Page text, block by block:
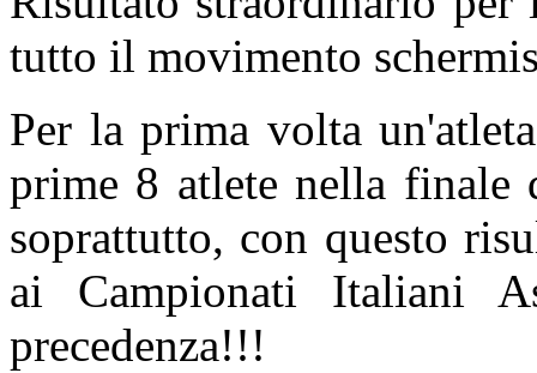
tutto il movimento
Per la prima volta
prime 8 atlete nella finale
soprattutto, con questo
ai Campionati Italiani
precedenza!!!